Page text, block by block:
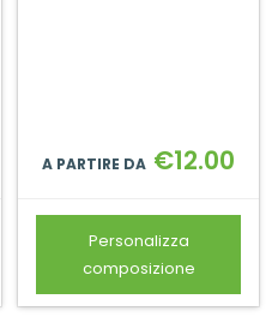
A PARTIRE DA €12.00
Personalizza
composizione